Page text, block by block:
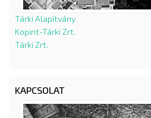
Tárki Alapítvány
Kopint-Tárki Zrt.
Tárki Zrt.
KAPCSOLAT